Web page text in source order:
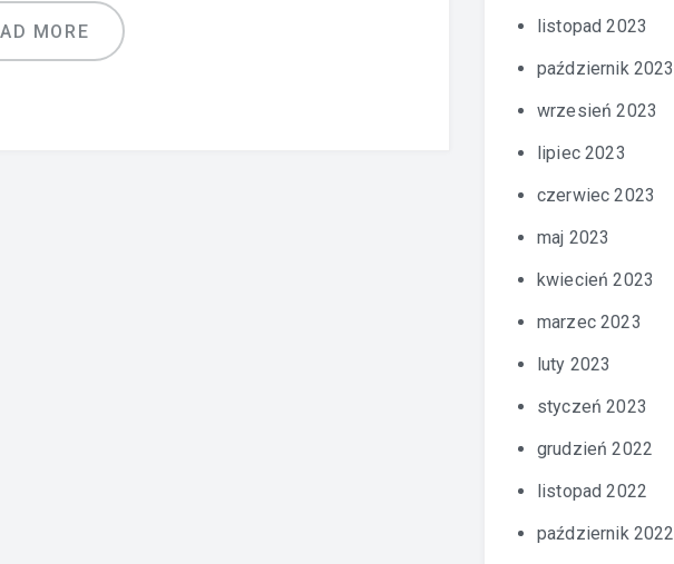
MORE
listopad 2023
październik 2023
wrzesień 2023
lipiec 2023
czerwiec 2023
maj 2023
kwiecień 2023
marzec 2023
luty 2023
styczeń 2023
grudzień 2022
listopad 2022
październik 2022